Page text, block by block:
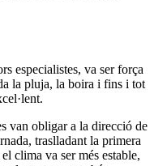
especialistes, va ser força
la pluja, la boira i fins i tot
van obligar a la direcció de
traslladant la primera
clima va ser més estable,